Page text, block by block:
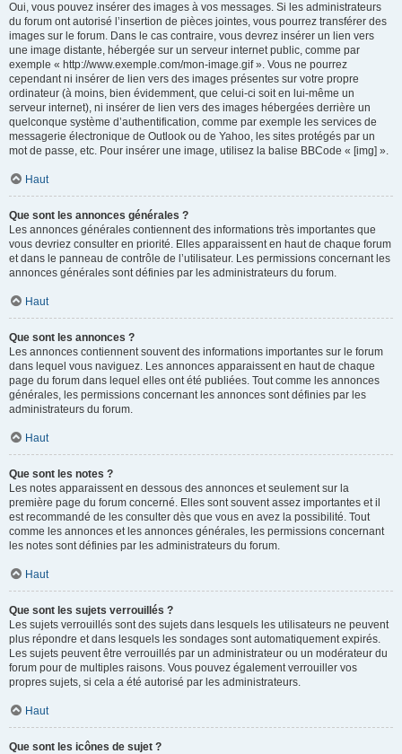
Oui, vous pouvez insérer des images à vos messages. Si les administrateurs
du forum ont autorisé l’insertion de pièces jointes, vous pourrez transférer des
images sur le forum. Dans le cas contraire, vous devrez insérer un lien vers
une image distante, hébergée sur un serveur internet public, comme par
exemple « http://www.exemple.com/mon-image.gif ». Vous ne pourrez
cependant ni insérer de lien vers des images présentes sur votre propre
ordinateur (à moins, bien évidemment, que celui-ci soit en lui-même un
serveur internet), ni insérer de lien vers des images hébergées derrière un
quelconque système d’authentification, comme par exemple les services de
messagerie électronique de Outlook ou de Yahoo, les sites protégés par un
mot de passe, etc. Pour insérer une image, utilisez la balise BBCode « [img] ».
Haut
Que sont les annonces générales ?
Les annonces générales contiennent des informations très importantes que
vous devriez consulter en priorité. Elles apparaissent en haut de chaque forum
et dans le panneau de contrôle de l’utilisateur. Les permissions concernant les
annonces générales sont définies par les administrateurs du forum.
Haut
Que sont les annonces ?
Les annonces contiennent souvent des informations importantes sur le forum
dans lequel vous naviguez. Les annonces apparaissent en haut de chaque
page du forum dans lequel elles ont été publiées. Tout comme les annonces
générales, les permissions concernant les annonces sont définies par les
administrateurs du forum.
Haut
Que sont les notes ?
Les notes apparaissent en dessous des annonces et seulement sur la
première page du forum concerné. Elles sont souvent assez importantes et il
est recommandé de les consulter dès que vous en avez la possibilité. Tout
comme les annonces et les annonces générales, les permissions concernant
les notes sont définies par les administrateurs du forum.
Haut
Que sont les sujets verrouillés ?
Les sujets verrouillés sont des sujets dans lesquels les utilisateurs ne peuvent
plus répondre et dans lesquels les sondages sont automatiquement expirés.
Les sujets peuvent être verrouillés par un administrateur ou un modérateur du
forum pour de multiples raisons. Vous pouvez également verrouiller vos
propres sujets, si cela a été autorisé par les administrateurs.
Haut
Que sont les icônes de sujet ?